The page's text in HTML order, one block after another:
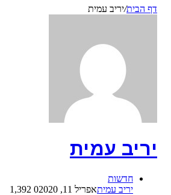
דף הבית/יריב עמית
יריב עמית
חדשות
יריב עמיתאפריל 11, 2020 0